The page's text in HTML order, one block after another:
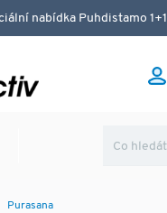
nabídka Puhdistamo 1+1
Purasana